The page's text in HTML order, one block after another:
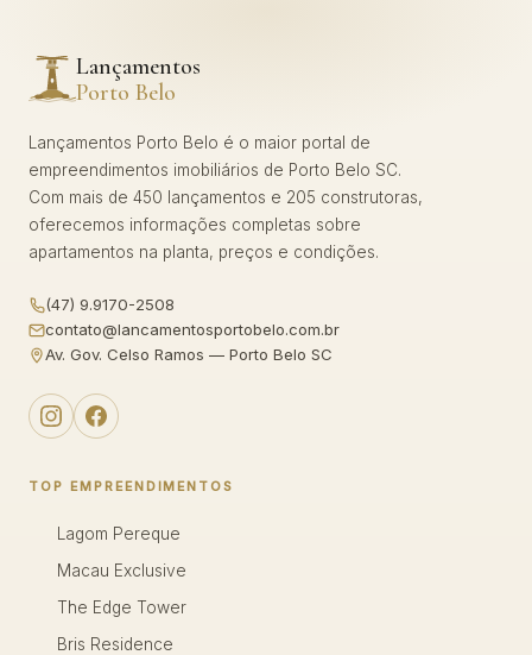
Lançamentos
Porto Belo
Lançamentos Porto Belo é o maior portal de
empreendimentos imobiliários de Porto Belo SC.
Com mais de 450 lançamentos e 205 construtoras,
oferecemos informações completas sobre
apartamentos na planta, preços e condições.
(47) 9.9170-2508
contato@lancamentosportobelo.com.br
Av. Gov. Celso Ramos — Porto Belo SC
TOP EMPREENDIMENTOS
Lagom Pereque
Macau Exclusive
The Edge Tower
Bris Residence